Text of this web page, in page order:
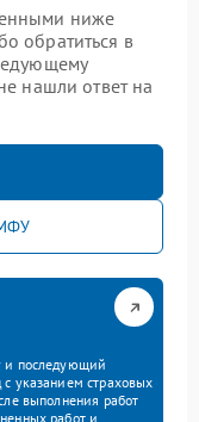
ниже
обратиться в
нашли ответ на
и последующий
с указанием страховых
выполнения работ
работ и